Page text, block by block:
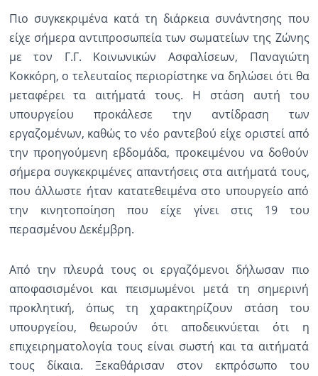
Ραδιόφωνο LIVE
Εκπομπές
Πολιτισμός
Πιο συγκεκριμένα κατά τη διάρκεια συνάντησης που
είχε σήμερα αντιπροσωπεία των σωματείων της Ζώνης
με τον Γ.Γ. Κοινωνικών Ασφαλίσεων, Παναγιώτη
Κοκκόρη, ο τελευταίος περιορίστηκε να δηλώσει ότι θα
μεταφέρει τα αιτήματά τους. Η στάση αυτή του
υπουργείου προκάλεσε την αντίδραση των
εργαζομένων, καθώς το νέο ραντεβού είχε οριστεί από
την προηγούμενη εβδομάδα, προκειμένου να δοθούν
σήμερα συγκεκριμένες απαντήσεις στα αιτήματά τους,
που άλλωστε ήταν κατατεθειμένα στο υπουργείο από
την κινητοποίηση που είχε γίνει στις 19 του
περασμένου Δεκέμβρη.
Από την πλευρά τους οι εργαζόμενοι δήλωσαν πιο
αποφασισμένοι και πεισμωμένοι μετά τη σημερινή
προκλητική, όπως τη χαρακτηρίζουν στάση του
υπουργείου, θεωρούν ότι αποδεικνύεται ότι η
επιχειρηματολογία τους είναι σωστή και τα αιτήματά
τους δίκαια. Ξεκαθάρισαν στον εκπρόσωπο του